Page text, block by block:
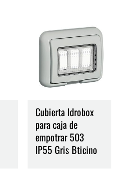
Cubierta Idrobox
para caja de
empotrar 503
IP55 Gris Bticino